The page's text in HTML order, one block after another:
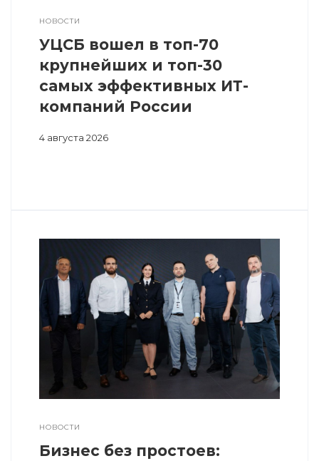
НОВОСТИ
УЦСБ вошел в топ-70
крупнейших и топ-30
самых эффективных ИТ-
компаний России
4 августа 2026
НОВОСТИ
Бизнес без простоев: